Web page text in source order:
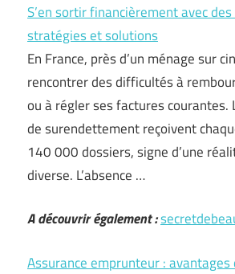
S’en sortir financièrement avec
stratégies et solutions
En France, près d’un ménage sur
rencontrer des difficultés à
ou à régler ses factures courantes.
de surendettement reçoivent
140 000 dossiers, signe d’une
diverse. L’absence …
A découvrir également :
Assurance emprunteur : avantages